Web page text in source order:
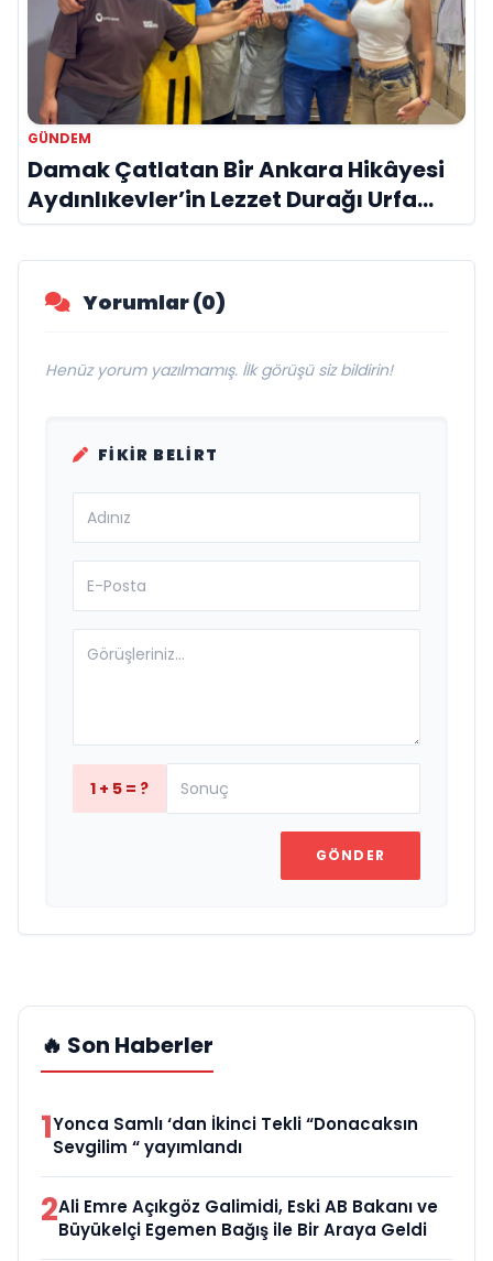
GÜNDEM
Damak Çatlatan Bir Ankara Hikâyesi
Aydınlıkevler’in Lezzet Durağı Urfa
Damak
Yorumlar (0)
Henüz yorum yazılmamış. İlk görüşü siz bildirin!
FIKIR BELIRT
1 + 5 = ?
GÖNDER
🔥 Son Haberler
1Yonca Samlı ‘dan İkinci Tekli “Donacaksın
Sevgilim “ yayımlandı
2Ali Emre Açıkgöz Galimidi, Eski AB Bakanı ve
Büyükelçi Egemen Bağış ile Bir Araya Geldi